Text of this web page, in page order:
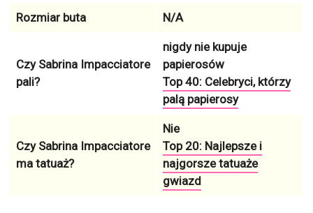
Rozmiar buta N/A
Czy Sabrina Impacciatore
pali?
nigdy nie kupuje
papierosów
Top 40: Celebryci, którzy
palą papierosy
Czy Sabrina Impacciatore
ma tatuaż?
Nie
Top 20: Najlepsze i
najgorsze tatuaże
gwiazd